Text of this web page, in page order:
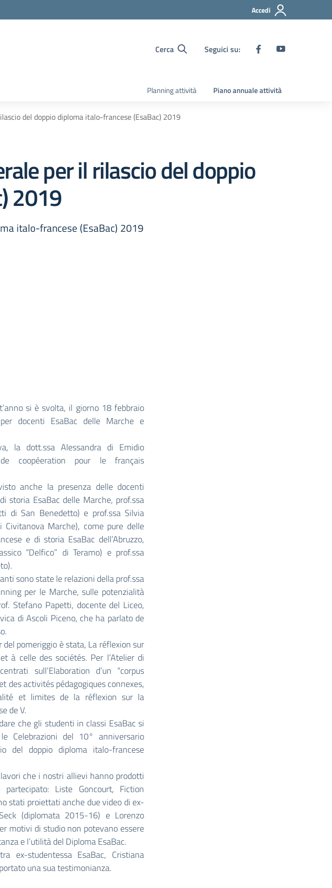
Accedi
Cerca Seguici su:
Planning attività Piano annuale attività
del doppio diploma italo-francese (EsaBac) 2019
per il rilascio del doppio
2019
italo-francese (EsaBac) 2019
si è svolta, il giorno 18 febbraio
docenti EsaBac delle Marche e
la dott.ssa Alessandra di Emidio
coopéeration pour le français
anche la presenza delle docenti
storia EsaBac delle Marche, prof.ssa
di San Benedetto) e prof.ssa Silvia
Civitanova Marche), come pure delle
e di storia EsaBac dell’Abruzzo,
“Delfico” di Teramo) e prof.ssa
sono state le relazioni della prof.ssa
per le Marche, sulle potenzialità
Stefano Papetti, docente del Liceo,
di Ascoli Piceno, che ha parlato de
pomeriggio è stata, La réflexion sur
à celle des sociétés. Per l’Atelier di
sull’Elaboration d’un “corpus
des activités pédagogiques connexes,
et limites de la réflexion sur la
de V.
che gli studenti in classi EsaBac si
Celebrazioni del 10° anniversario
del doppio diploma italo-francese
che i nostri allievi hanno prodotti
Liste Goncourt, Fiction
stati proiettati anche due video di ex-
(diplomata 2015-16) e Lorenzo
motivi di studio non potevano essere
e l’utilità del Diploma EsaBac.
ex-studentessa EsaBac, Cristiana
una sua testimonianza.